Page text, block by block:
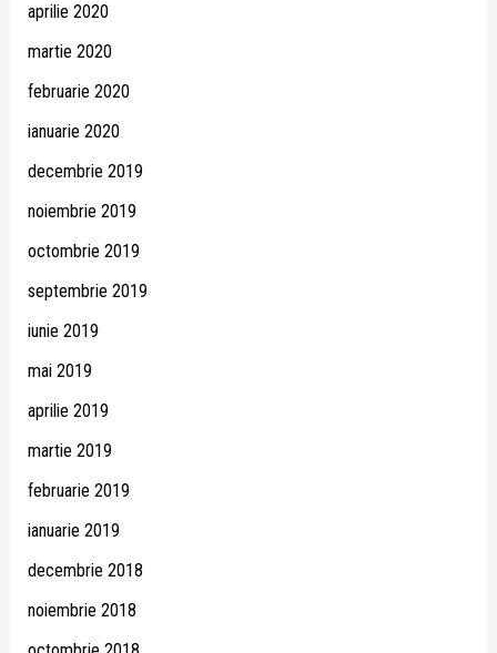
aprilie 2020
martie 2020
februarie 2020
ianuarie 2020
decembrie 2019
noiembrie 2019
octombrie 2019
septembrie 2019
iunie 2019
mai 2019
aprilie 2019
martie 2019
februarie 2019
ianuarie 2019
decembrie 2018
noiembrie 2018